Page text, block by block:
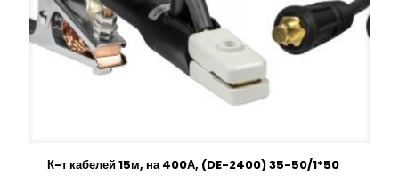
К-т кабелей 15м, на 400А, (DE-2400) 35-50/1*50